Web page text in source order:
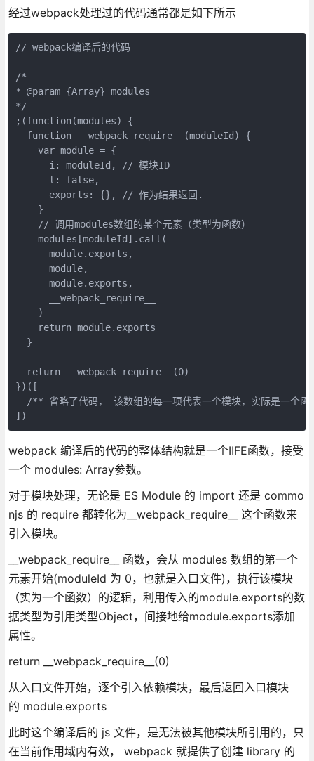
经过webpack处理过的代码通常都是如下所示
// webpack编译后的代码
/*
* @param {Array} modules
*/
;(function(modules) {
  function __webpack_require__(moduleId) {
    var module = {
      i: moduleId, // 模块ID
      l: false,
      exports: {}, // 作为结果返回.
    }
    // 调用modules数组的某个元素（类型为函数）
    modules[moduleId].call(
      module.exports,
      module,
      module.exports,
      __webpack_require__
    )
    return module.exports
  }
  return __webpack_require__(0)
})([
/** 省略了代码， 该数组的每一项代表一个模块，实际是一
webpack 编译后的代码的整体结构就是一个IIFE函数，接受
一个 modules: Array参数。
对于模块处理，无论是 ES Module 的 import 还是 commo
njs 的 require 都转化为__webpack_require__ 这个函数来
引入模块。
__webpack_require__ 函数，会从 modules 数组的第一个
元素开始(moduleId 为 0，也就是入口文件)，执行该模块
（实为一个函数）的逻辑，利用传入的module.exports的数
据类型为引用类型Object，间接地给module.exports添加
属性。
return __webpack_require__(0)
从入口文件开始，逐个引入依赖模块，最后返回入口模块
的 module.exports
此时这个编译后的 js 文件，是无法被其他模块所引用的，只
在当前作用域内有效， webpack 就提供了创建 library 的